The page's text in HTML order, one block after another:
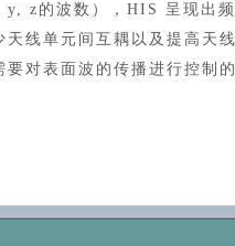
z的波数），HIS 呈现出
天线单元间互耦以及提高
要对表面波的传播进行控制